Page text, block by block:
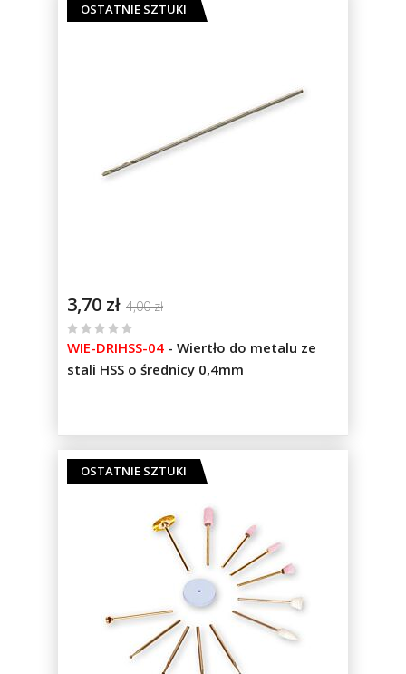
OSTATNIE SZTUKI
3,70 zł 4,00 zł
%
100
WIE-DRIHSS-04 - Wiertło do metalu ze
stali HSS o średnicy 0,4mm
OSTATNIE SZTUKI